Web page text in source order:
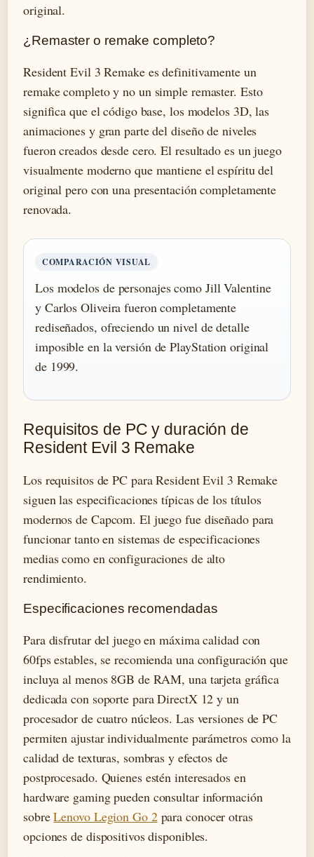
original.
¿Remaster o remake completo?
Resident Evil 3 Remake es definitivamente un
remake completo y no un simple remaster. Esto
significa que el código base, los modelos 3D, las
animaciones y gran parte del diseño de niveles
fueron creados desde cero. El resultado es un juego
visualmente moderno que mantiene el espíritu del
original pero con una presentación completamente
renovada.
COMPARACIÓN VISUAL
Los modelos de personajes como Jill Valentine
y Carlos Oliveira fueron completamente
rediseñados, ofreciendo un nivel de detalle
imposible en la versión de PlayStation original
de 1999.
Requisitos de PC y duración de
Resident Evil 3 Remake
Los requisitos de PC para Resident Evil 3 Remake
siguen las especificaciones típicas de los títulos
modernos de Capcom. El juego fue diseñado para
funcionar tanto en sistemas de especificaciones
medias como en configuraciones de alto
rendimiento.
Especificaciones recomendadas
Para disfrutar del juego en máxima calidad con
60fps estables, se recomienda una configuración que
incluya al menos 8GB de RAM, una tarjeta gráfica
dedicada con soporte para DirectX 12 y un
procesador de cuatro núcleos. Las versiones de PC
permiten ajustar individualmente parámetros como la
calidad de texturas, sombras y efectos de
postprocesado. Quienes estén interesados en
hardware gaming pueden consultar información
sobreLenovo Legion Go 2para conocer otras
opciones de dispositivos disponibles.